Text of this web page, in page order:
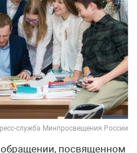
служба Минпросвещения России
посвященном